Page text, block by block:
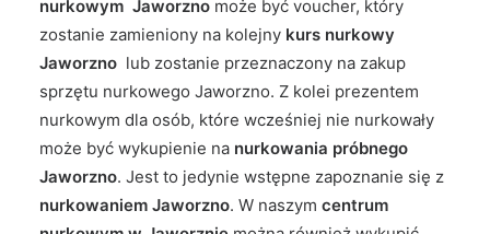
nurkowym Jaworzno może być voucher, który
zostanie zamieniony na kolejny kurs nurkowy
Jaworzno lub zostanie przeznaczony na zakup
sprzętu nurkowego Jaworzno. Z kolei prezentem
nurkowym dla osób, które wcześniej nie nurkowały
może być wykupienie na nurkowania próbnego
Jaworzno. Jest to jedynie wstępne zapoznanie się z
nurkowaniem Jaworzno. W naszym centrum